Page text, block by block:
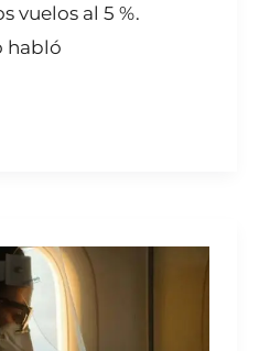
vuelos al 5 %.
habló